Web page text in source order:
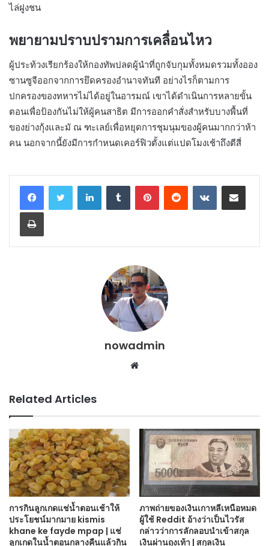
ไล่ฝูงชน
พยายามปราบปรามการเคลื่อนไหว
ผู้ประท้วงเรียกร้องให้กองทัพปลดผู้นำที่ถูกจับกุมทั้งหมดรวมทั้งออง
ซานซูจีออกจากการยึดครองอำนาจทันที อย่างไรก็ตามการ
ปกครองของทหารไม่ได้อยู่ในอารมณ์ เขาได้ดำเนินการหลายขั้น
ตอนเพื่อป้องกันไม่ให้ผู้คนสาธิต มีการออกคำสั่งสำหรับบางพื้นที่
ของย่างกุ้งและมั ณ ฑะเลย์เพื่อหยุดการชุมนุมของผู้คนมากกว่าห้า
คน นอกจากนี้ยังมีการกำหนดเคอร์ฟิวตั้งแต่แปดโมงเช้าถึงตีสี่
LinkedInTumblr PinterestReddit VKontakteShare via Email
Print
nowadmin
Website
Related Articles
การกินลูกเกดแช่น้ำตอนเช้าให้
ประโยชน์มากมาย kismis
khane ke fayde mpap | แช่
ลูกเกดในน้ำตอนกลางคืนแล้วกิน
ภาพถ่ายของเงินเกาหลีเหนือหมด
ผู้ใช้ Reddit อ้างว่าเป็นไวรัส
กล่าวว่าการลักลอบนำเข้าสกุล
เงินผ่านถุงเท้า | สกุลเงิน